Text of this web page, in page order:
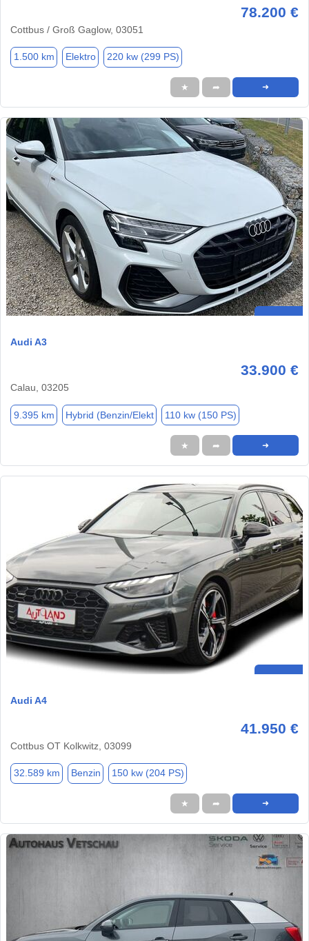
78.200 €
Cottbus / Groß Gaglow, 03051
1.500 km Elektro 220 kw (299 PS)
★ ➦ ➜
Audi A3
33.900 €
Calau, 03205
9.395 km Hybrid (Benzin/Elekt 110 kw (150 PS)
★ ➦ ➜
Audi A4
41.950 €
Cottbus OT Kolkwitz, 03099
32.589 km Benzin 150 kw (204 PS)
★ ➦ ➜